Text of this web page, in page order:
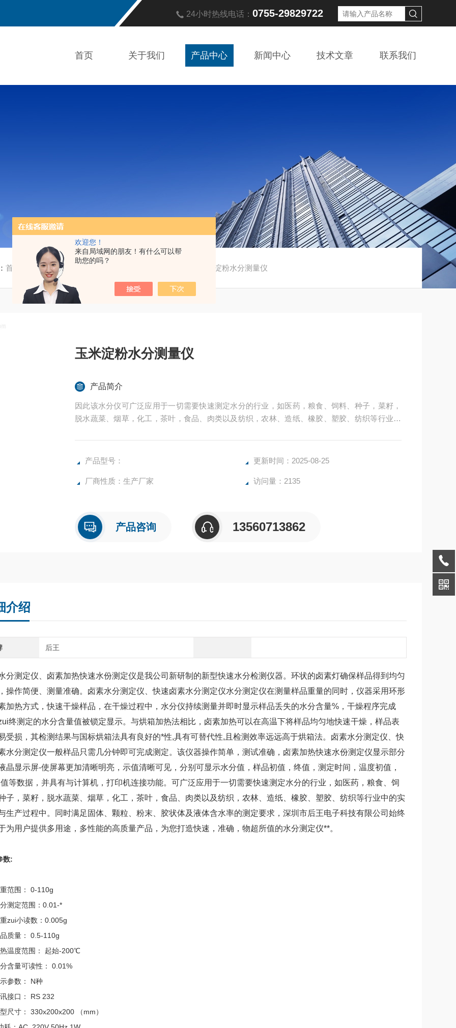
欢迎您！
来自局域网的朋友！有什么可以帮
助您的吗？
24小时热线电话： 0755-29829722
首页 关于我们 产品中心 新闻中心 技术文章 联系我们
首页 产品中心/ / 玉米淀粉水分测量仪
玉米淀粉水分测量仪
产品简介
因此该水分仪可广泛应用于一切需要快速测定水分的行业，如医药，粮食、饲料、种子，菜籽，
脱水蔬菜、烟草，化工，茶叶，食品、肉类以及纺织，农林、造纸、橡胶、塑胶、纺织等行业中
确，物超所值的水分测定仪**。
产品型号： 更新时间：2025-08-25
厂商性质：生产厂家 访问量：2135
产品咨询 13560713862
介绍
后王
分测定仪、卤素加热快速水份测定仪是我公司新研制的新型快速水分检测仪器。环状的卤素灯确保样品得到均匀
操作简便、测量准确。卤素水分测定仪、快速卤素水分测定仪水分测定仪在测量样品重量的同时，仪器采用环形
加热方式，快速干燥样品，在干燥过程中，水分仪持续测量并即时显示样品丢失的水分含量%，干燥程序完成
终测定的水分含量值被锁定显示。与烘箱加热法相比，卤素加热可以在高温下将样品均匀地快速干燥，样品表
受损，其检测结果与国标烘箱法具有良好的*性,具有可替代性,且检测效率远远高于烘箱法。卤素水分测定仪、快
水分测定仪一般样品只需几分钟即可完成测定。该仪器操作简单，测试准确， 卤素加热快速水份测定仪显示部分
晶显示屏-使屏幕更加清晰明亮，示值清晰可见，分别可显示水分值，样品初值，终值，测定时间，温度初值，
等数据，并具有与计算机，打印机连接功能。可广泛应用于一切需要快速测定水分的行业，如医药，粮食、饲
子，菜籽，脱水蔬菜、烟草，化工，茶叶，食品、肉类以及纺织，农林、造纸、橡胶、塑胶、纺织等行业中的实
生产过程中。同时满足固体、颗粒、粉末、胶状体及液体含水率的测定要求，深圳市后王电子科技有限公司始终
为用户提供多用途，多性能的高质量产品，为您打造快速，准确，物超所值的水分测定仪**。
数:
范围： 0-110g
测定范围：0.01-*
zui小读数：0.005g
质量： 0.5-110g
温度范围： 起始-200℃
含量可读性： 0.01%
参数： N种
接口： RS 232
尺寸： 330x200x200 （mm）